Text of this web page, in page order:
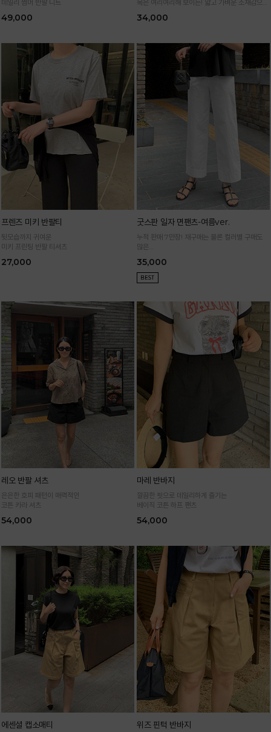
데일리 썸머 반팔 니트
49,000
목은 여리여리해 보이는! 얇고 가벼운 소재감으로
*블랙·주문폭주로 인한 입고지연·순차발송 진행중
34,000
프렌즈 미키 반팔티
뒷모습까지 귀여운
미키 프린팅 반팔 티셔츠
27,000
굿스판 일자 면팬츠-여름ver.
누적 판매 7만장! 재구매는 물론 컬러별 구매도
많은
35,000
레오 반팔 셔츠
은은한 호피 패턴이 매력적인
코튼 카라 셔츠
54,000
마레 반바지
깔끔한 핏으로 데일리하게 즐기는
베이직 코튼 하프 팬츠
54,000
에센셜 캡소매티 위즈 핀턱 반바지